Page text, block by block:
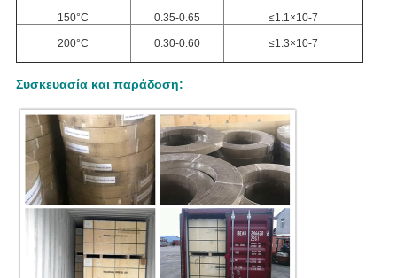
150°C 0.35-0.65 ≤1.1×10-7
200°C 0.30-0.60 ≤1.3×10-7
Συσκευασία και παράδοση: